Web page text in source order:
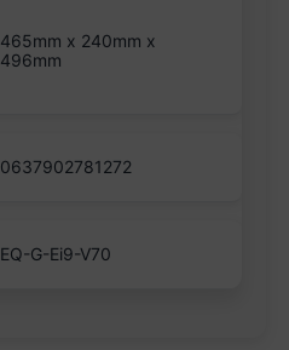
465mm x 240mm x
496mm
0637902781272
EQ-G-Ei9-V70